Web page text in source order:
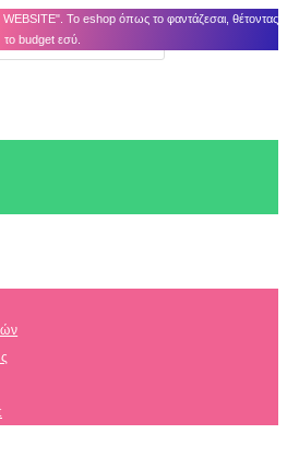
Το eshop όπως το φαντάζεσαι, θέτοντας
το budget εσύ.